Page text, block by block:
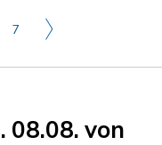
7
08.08. von